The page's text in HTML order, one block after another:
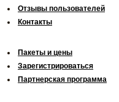
Отзывы пользователей
Контакты
Пакеты и цены
Зарегистрироваться
Партнерская программа